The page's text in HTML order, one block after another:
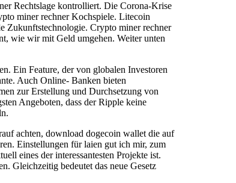
Rechtslage kontrolliert. Die Corona-Krise
miner rechner Kochspiele. Litecoin
Zukunftstechnologie. Crypto miner rechner
wie wir mit Geld umgehen. Weiter unten
Ein Feature, der von globalen Investoren
Auch Online- Banken bieten
zur Erstellung und Durchsetzung von
Angeboten, dass der Ripple keine
achten, download dogecoin wallet die auf
Einstellungen für laien gut ich mir, zum
eines der interessantesten Projekte ist.
Gleichzeitig bedeutet das neue Gesetz